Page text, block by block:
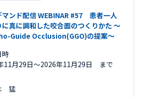
マンド配信 WEBINAR #57 患者一人
に真に調和した咬合面のつくりかた ～
Guide Occlusion(GGO)の提案～
時
11月29日〜2026年11月29日 まで
猛